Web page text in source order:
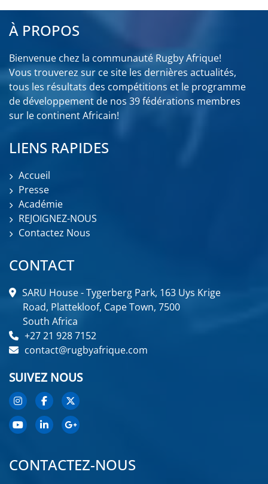
À PROPOS
Bienvenue chez la communauté Rugby Afrique!
Vous trouverez sur ce site les dernières actualités,
tous les résultats des compétitions et le programme
de développement de nos 39 fédérations membres
sur le continent Africain!
LIENS RAPIDES
Accueil
Presse
Académie
REJOIGNEZ-NOUS
Contactez Nous
CONTACT
SARU House - Tygerberg Park, 163 Uys Krige
Road, Plattekloof, Cape Town, 7500
South Africa
+27 21 928 7152
contact@rugbyafrique.com
SUIVEZ NOUS
CONTACTEZ-NOUS